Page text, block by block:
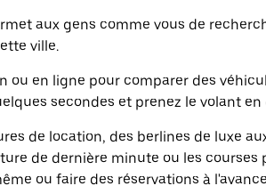
aux gens comme vous de
ville.
ou en ligne pour comparer des
secondes et prenez le volant
de location, des berlines de luxe
de dernière minute ou les courses
ou faire des réservations à